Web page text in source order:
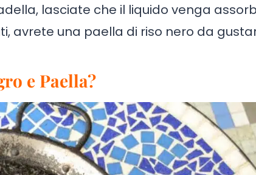
lasciate che il liquido venga
avrete una paella di riso nero da
e Paella?